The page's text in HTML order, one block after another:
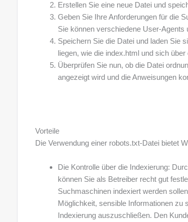
Erstellen Sie eine neue Datei und
Geben Sie Ihre Anforderungen für die
Sie können verschiedene User-Agents
Speichern Sie die Datei und laden Sie
liegen, wie die index.html und sich
Überprüfen Sie nun, ob die Datei
angezeigt wird und die Anweisungen
Vorteile
Die Verwendung einer robots.txt-Datei bietet
Die Kontrolle über die Indexierung:
können Sie als Betreiber recht gut
Suchmaschinen indexiert werden
Möglichkeit, sensible Informationen zu
Indexierung auszuschließen. Den